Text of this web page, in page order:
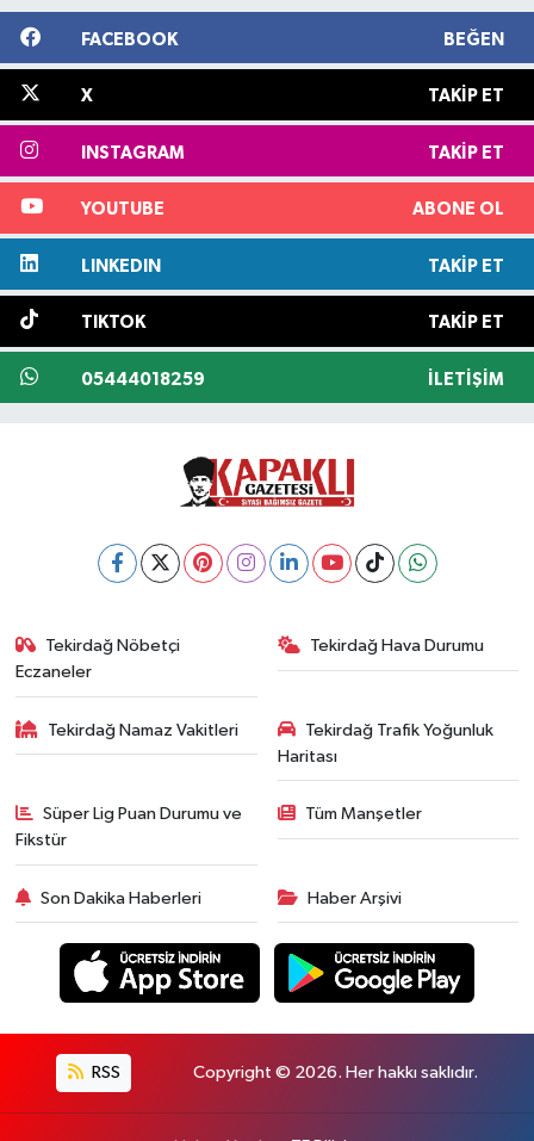
FACEBOOK BEĞEN
X TAKIP ET
INSTAGRAM TAKIP ET
YOUTUBE ABONE OL
LINKEDIN TAKIP ET
TIKTOK TAKIP ET
05444018259 İLETIŞIM
Tekirdağ Nöbetçi
Eczaneler
Tekirdağ Hava Durumu
Tekirdağ Namaz Vakitleri
Tekirdağ Trafik Yoğunluk
Haritası
Süper Lig Puan Durumu ve
Fikstür
Tüm Manşetler
Son Dakika Haberleri Haber Arşivi
RSS Copyright © 2026. Her hakkı saklıdır.